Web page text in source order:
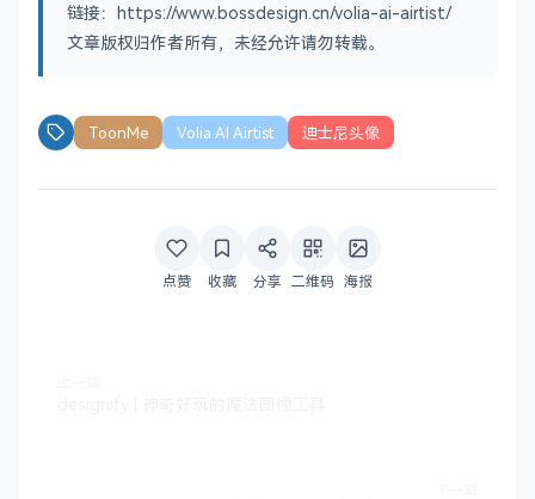
链接：https://www.bossdesign.cn/volia-ai-airtist/
文章版权归作者所有，未经允许请勿转载。
ToonMe Volia AI Airtist 迪士尼头像
点赞 收藏 分享 二维码 海报